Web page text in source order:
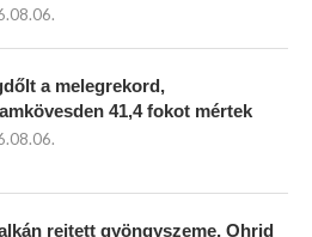
a melegrekord,
41,4 fokot mértek
rejtett gyöngyszeme, Ohrid